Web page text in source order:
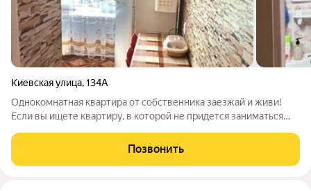
Киевская улица,134А
Однокомнатная квартира от собственника заезжай и живи!
Если вы ищете квартиру, в которой не придется заниматься
Без обременений и
Позвонить